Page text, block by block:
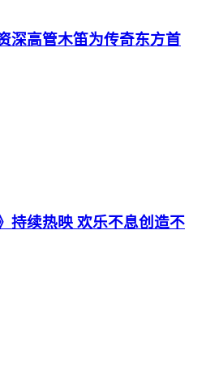
深高管木笛为传奇东方首
持续热映 欢乐不息创造不